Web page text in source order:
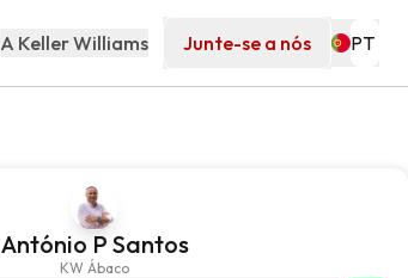
A Keller Williams Junte-se a nós
António P Santos
KW Ábaco